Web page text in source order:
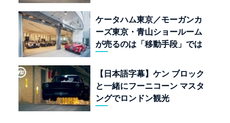
ケータハム東京／モーガンカ
ーズ東京・青山ショールーム
が売るのは「移動手段」では
【日本語字幕】ケン ブロック
と一緒にフーニコーン マスタ
ングでロンドン観光